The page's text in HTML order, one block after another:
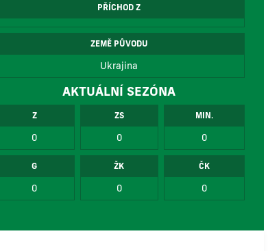
PŘÍCHOD Z
ZEMĚ PŮVODU
Ukrajina
AKTUÁLNÍ SEZÓNA
Z
0
ZS
0
MIN.
0
G
0
ŽK
0
ČK
0